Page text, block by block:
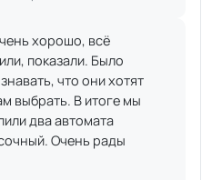
хорошо, всё
показали. Было
что они хотят
выбрать. В итоге мы
два автомата
Очень рады